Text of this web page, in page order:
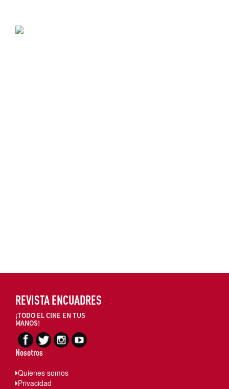
REVISTA ENCUADRES
¡TODO EL CINE EN TUS
MANOS!
Nosotros
Quienes somos
Privacidad